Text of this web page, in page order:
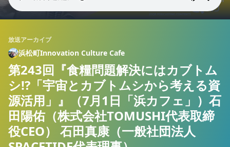
放送アーカイブ
浜松町Innovation Culture Cafe
第243回『食糧問題解決にはカブトム
シ!?「宇宙とカブトムシから考える資
源活用」』（7月1日「浜カフェ」）石
田陽佑（株式会社TOMUSHI代表取締
役CEO） 石田真康（一般社団法人